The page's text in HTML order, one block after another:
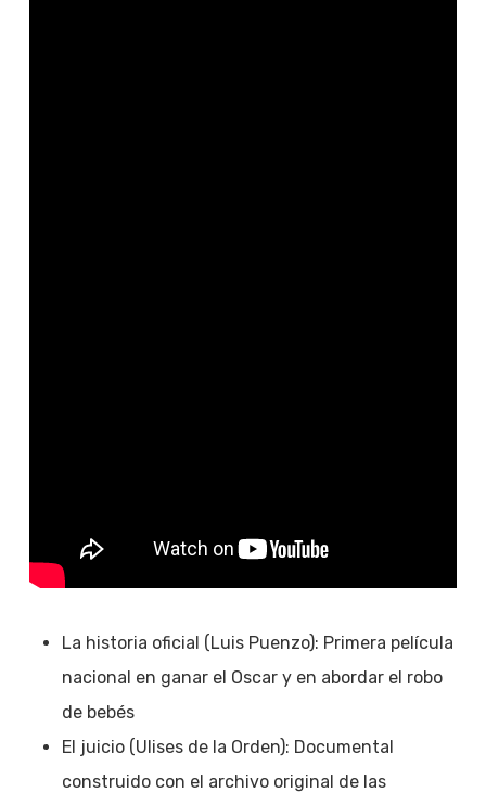
La historia oficial (Luis Puenzo): Primera película
nacional en ganar el Oscar y en abordar el robo
de bebés
El juicio (Ulises de la Orden): Documental
construido con el archivo original de las